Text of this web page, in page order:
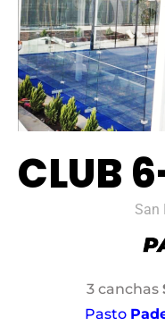
CLUB
San
3 canchas
Pasto